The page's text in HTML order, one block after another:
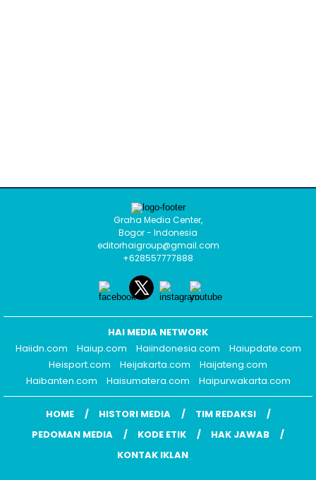
Graha Media Center,
Bogor - Indonesia
editorhaigroup@gmail.com
+628557777888
HAI MEDIA NETWORK
Haiidn.com
Haiup.com Haiindonesia.com
Haiupdate.com
Heisport.com
Heijakarta.com
Haijateng.com
Haibanten.com
Haisumatera.com Haipurwakarta.com
HOME HISTORI MEDIA
TIM REDAKSI
PEDOMAN MEDIA
KODE ETIK
HAK JAWAB
KONTAK IKLAN